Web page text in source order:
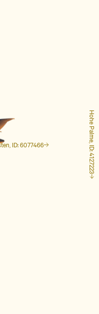
ID: 6077466 Hohe Palme, ID: 4127223